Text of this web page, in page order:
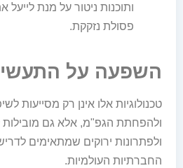
ותוכנות ניטור על מנת לייעל
פסולת נזקקת.
השפעה על
טכנולוגיות אלו אינן רק מסייעות
ולהפחתת הגפ"מ, אלא גם מובילות
ולפתרונות ירוקים שמתאימים
החברתיות העולמיות.